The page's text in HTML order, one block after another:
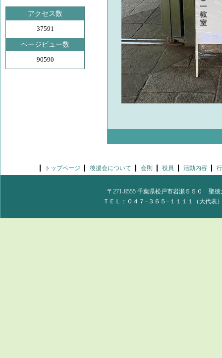
アクセス数
37591
ページビュー数
90590
トップページ 後援会について 会則 役員 活動内容
〒271-8555 千葉県松戸市岩瀬５５０ 聖
ＴＥＬ：０４７−３６５−１１１１（大代表